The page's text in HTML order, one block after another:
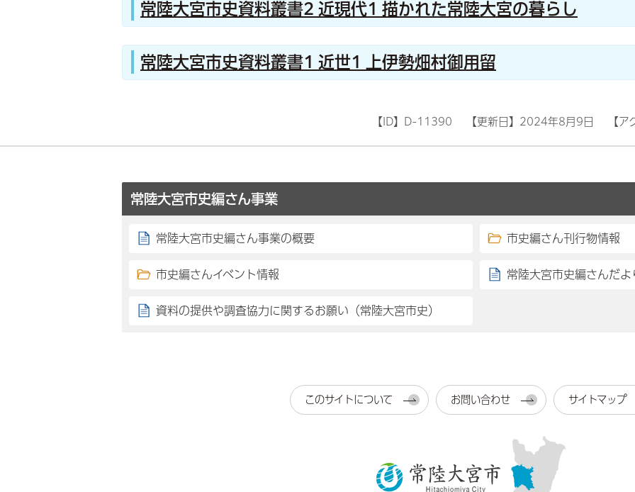
常陸大宮市史資料叢書2 近現代1 描かれた常陸大宮の暮らし
常陸大宮市史資料叢書1 近世1 上伊勢畑村御用留
【ID】 D-11390 【更新日】 2024年8月9日 【ア
常陸大宮市史編さん事業
常陸大宮市史編さん事業の概要 市史編さん刊行物情報
市史編さんイベント情報 常陸大宮市史編さんだ
資料の提供や調査協力に関するお願い（常陸大宮市史）
このサイトについて お問い合わせ サイトマップ